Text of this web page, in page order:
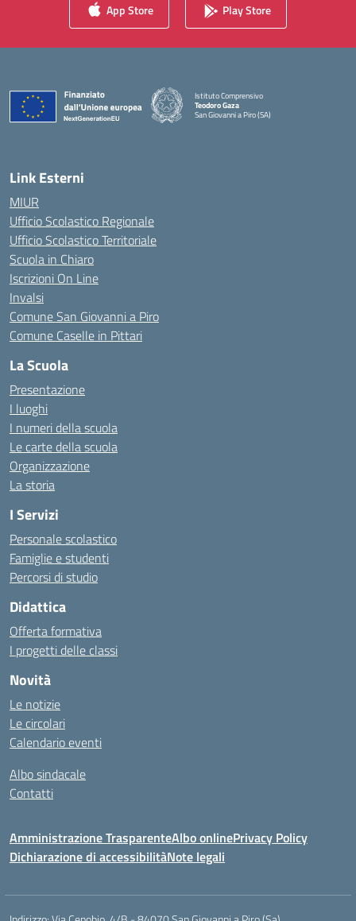
App Store Play Store
Istituto Comprensivo
Teodoro Gaza
San Giovanni a Piro (SA)
Link Esterni
MIUR
Ufficio Scolastico Regionale
Ufficio Scolastico Territoriale
Scuola in Chiaro
Iscrizioni On Line
Invalsi
Comune San Giovanni a Piro
Comune Caselle in Pittari
La Scuola
Presentazione
I luoghi
I numeri della scuola
Le carte della scuola
Organizzazione
La storia
I Servizi
Personale scolastico
Famiglie e studenti
Percorsi di studio
Didattica
Offerta formativa
I progetti delle classi
Novità
Le notizie
Le circolari
Calendario eventi
Albo sindacale
Contatti
Amministrazione TrasparenteAlbo onlinePrivacy Policy
Dichiarazione di accessibilitàNote legali